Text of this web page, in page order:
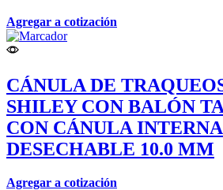
Agregar a cotización
CÁNULA DE
SHILEY CON BALÓN
CON CÁNULA INTERNA
DESECHABLE 10.0 MM
Agregar a cotización